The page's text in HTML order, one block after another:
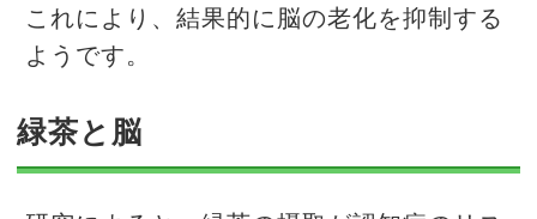
これにより、結果的に脳の老化を抑制する
ようです。
緑茶と脳